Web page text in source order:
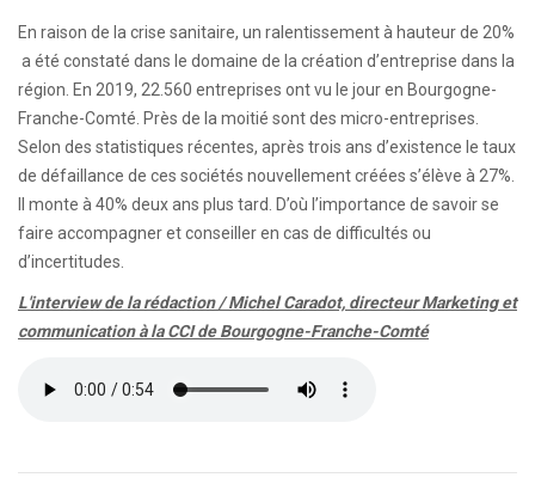
En raison de la crise sanitaire, un ralentissement à hauteur de 20%
a été constaté dans le domaine de la création d’entreprise dans la
région. En 2019, 22.560 entreprises ont vu le jour en Bourgogne-
Franche-Comté. Près de la moitié sont des micro-entreprises.
Selon des statistiques récentes, après trois ans d’existence le taux
de défaillance de ces sociétés nouvellement créées s’élève à 27%.
Il monte à 40% deux ans plus tard. D’où l’importance de savoir se
faire accompagner et conseiller en cas de difficultés ou
d’incertitudes.
L'interview de la rédaction / Michel Caradot, directeur Marketing et
communication à la CCI de Bourgogne-Franche-Comté